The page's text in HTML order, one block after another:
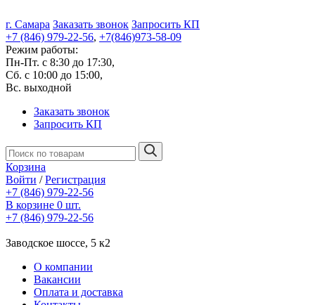
г. Самара Заказать звонок Запросить КП
+7 (846) 979-22-56, +7(846)973-58-09
Режим работы:
Пн-Пт. с 8:30 до 17:30,
Сб. с 10:00 до 15:00,
Вс. выходной
Заказать звонок
Запросить КП
Корзина
Войти /Регистрация
+7 (846) 979-22-56
В корзине 0 шт.
+7 (846) 979-22-56
Заводское шоссе, 5 к2
О компании
Вакансии
Оплата и доставка